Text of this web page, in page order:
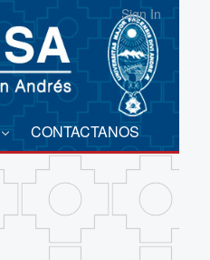
Sign In
CONTACTANOS